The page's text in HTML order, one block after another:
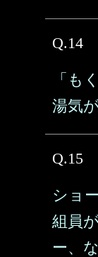
Q.14
「も
湯気
Q.15
ショ
組員
ー、